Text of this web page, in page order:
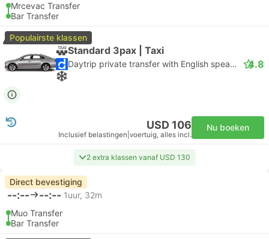
Mrcevac Transfer
Bar Transfer
Populairste klassen
Standard 3pax | Taxi
Daytrip private transfer with English speaking driver 4.8
USD 106
Inclusief belastingen voertuig, alles incl.
Nu boeken
2 extra klassen vanaf USD 130
Direct bevestiging
--:-- --:-- 1uur, 32m
Muo Transfer
Bar Transfer